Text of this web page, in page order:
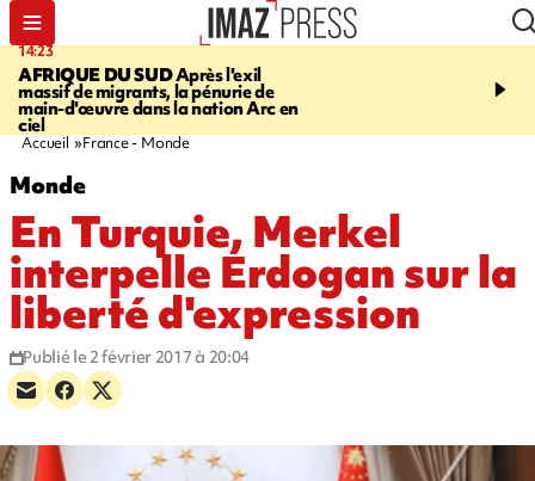
14:23
AFRIQUE DU SUDAprès l'exil
massif de migrants, la pénurie de
main-d'œuvre dans la nation Arc en
ciel
16:32
ans mis en examen et
Accueil France - Monde
Monde
En Turquie, Merkel
interpelle Erdogan sur la
liberté d'expression
Publié le 2 février 2017 à 20:04